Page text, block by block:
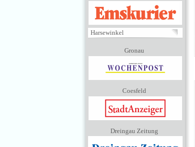
EMSKURIER
Harsewinkel
Gronau
Coesfeld
Dreingau Zeitung